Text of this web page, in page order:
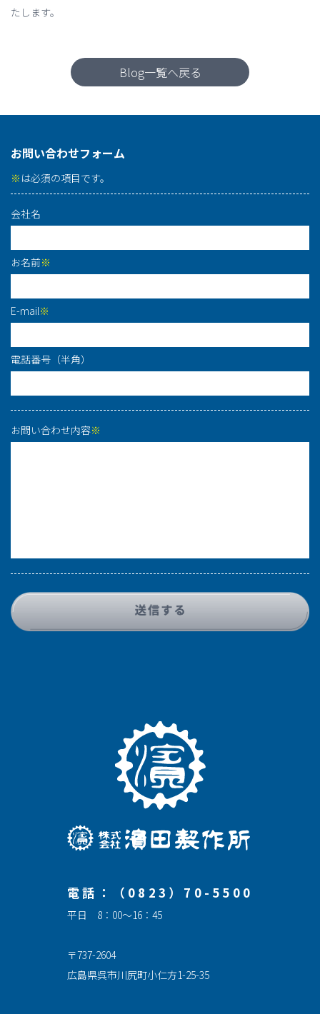
たします。
Blog一覧へ戻る
電話：（0823）70-5500
平日 8：00～16：45
〒737-2604
広島県呉市川尻町小仁方1-25-35
お問い合わせフォーム
※ は必須の項目です。
会社名
お名前※
E-mail※
電話番号（半角）
お問い合わせ内容※